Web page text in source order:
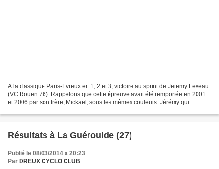
A la classique Paris-Evreux en 1, 2 et 3, victoire au sprint de Jérémy Leveau
(VC Rouen 76). Rappelons que cette épreuve avait été remportée en 2001
et 2006 par son frère, Mickaël, sous les mêmes couleurs. Jérémy qui
Résultats à La Guéroulde (27)
Publié le 08/03/2014 à 20:23
Par DREUX CYCLO CLUB